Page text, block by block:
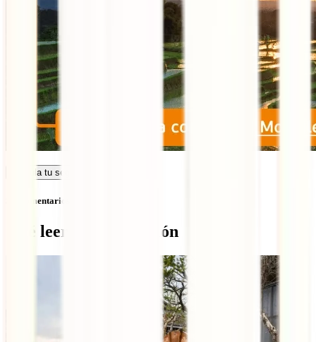
Calcula tu seguro
Sin comentarios
Qué leer a continuación